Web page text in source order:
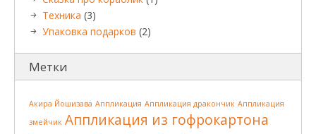
Техника (3)
Упаковка подарков (2)
Метки
Акира Йошизава Аппликация Аппликация дракончик Аппликация
змейчик Аппликация из гофрокартона